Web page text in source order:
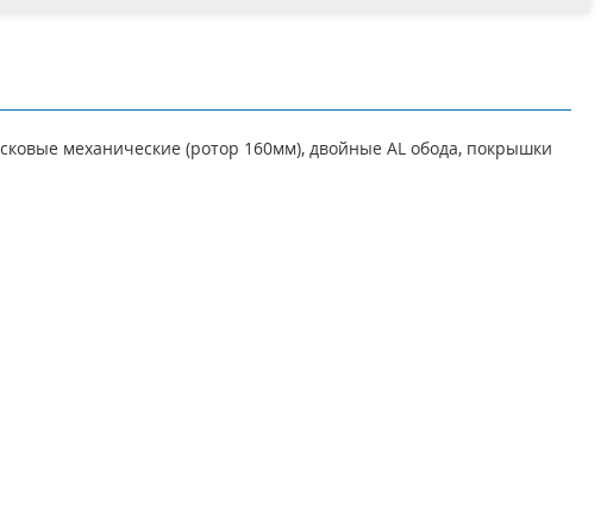
механические (ротор 160мм), двойные AL обода, покрышки